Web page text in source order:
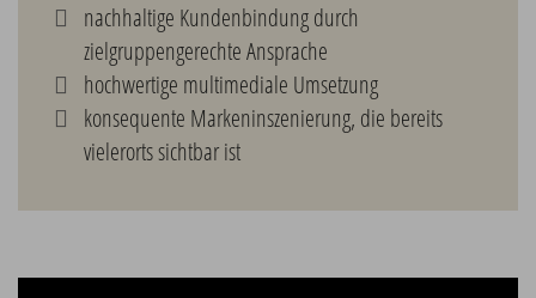
nachhaltige Kundenbindung durch
zielgruppengerechte Ansprache
hochwertige multimediale Umsetzung
konsequente Markeninszenierung, die bereits
vielerorts sichtbar ist